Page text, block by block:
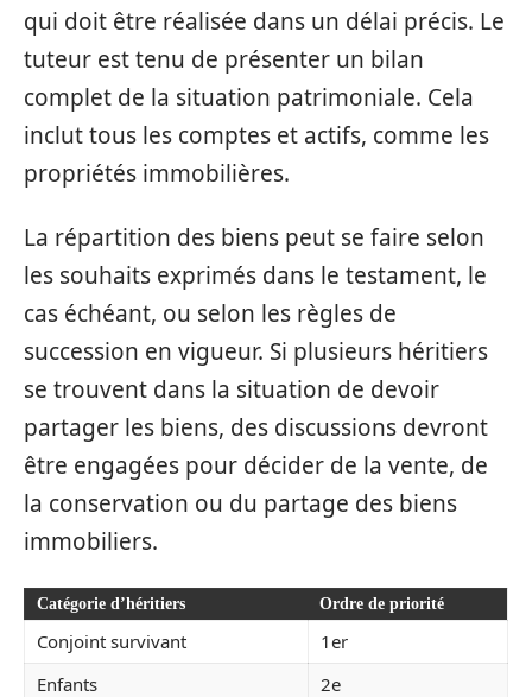
qui doit être réalisée dans un délai précis. Le
tuteur est tenu de présenter un bilan
complet de la situation patrimoniale. Cela
inclut tous les comptes et actifs, comme les
propriétés immobilières.
La répartition des biens peut se faire selon
les souhaits exprimés dans le testament, le
cas échéant, ou selon les règles de
succession en vigueur. Si plusieurs héritiers
se trouvent dans la situation de devoir
partager les biens, des discussions devront
être engagées pour décider de la vente, de
la conservation ou du partage des biens
immobiliers.
Catégorie d’héritiers Ordre de priorité
Conjoint survivant
1er
Enfants
2e